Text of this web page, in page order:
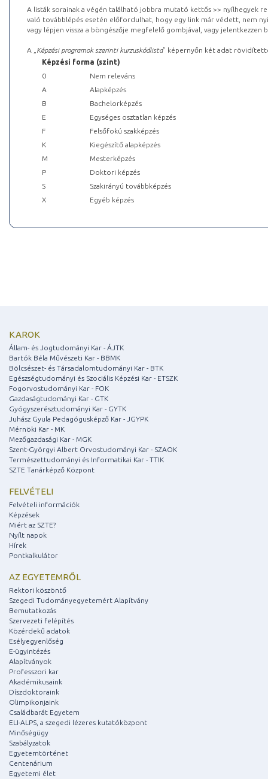
A listák sorainak a végén található jobbra mutató kettős >> nyílhegyek
való továbblépés esetén előfordulhat, hogy egy link már védett, nem
vagy lépjen vissza a böngészője megfelelő gombjával, vagy
A „ Képzési programok szerinti kurzuskódlista” képernyőn két adat
Képzési forma (szint)
0
Nem releváns
A
Alapképzés
B
Bachelorképzés
E
Egységes osztatlan képzés
F
Felsőfokú szakképzés
K
Kiegészítő alapképzés
M
Mesterképzés
P
Doktori képzés
S
Szakirányú továbbképzés
X
Egyéb képzés
KAROK
Állam- és Jogtudományi Kar - ÁJTK
Bartók Béla Művészeti Kar - BBMK
Bölcsészet- és Társadalomtudományi Kar - BTK
Egészségtudományi és Szociális Képzési Kar - ETSZK
Fogorvostudományi Kar - FOK
Gazdaságtudományi Kar - GTK
Gyógyszerésztudományi Kar - GYTK
Juhász Gyula Pedagógusképző Kar - JGYPK
Mérnöki Kar - MK
Mezőgazdasági Kar - MGK
Szent-Györgyi Albert Orvostudományi Kar - SZAOK
Természettudományi és Informatikai Kar - TTIK
SZTE Tanárképző Központ
FELVÉTELI
Felvételi információk
Képzések
Miért az SZTE?
Nyílt napok
Hírek
Pontkalkulátor
AZ EGYETEMRŐL
Rektori köszöntő
Szegedi Tudományegyetemért Alapítvány
Bemutatkozás
Szervezeti felépítés
Közérdekű adatok
Esélyegyenlőség
E-ügyintézés
Alapítványok
Professzori kar
Akadémikusaink
Díszdoktoraink
Olimpikonjaink
Családbarát Egyetem
ELI-ALPS, a szegedi lézeres kutatóközpont
Minőségügy
Szabályzatok
Egyetemtörténet
Centenárium
Egyetemi élet